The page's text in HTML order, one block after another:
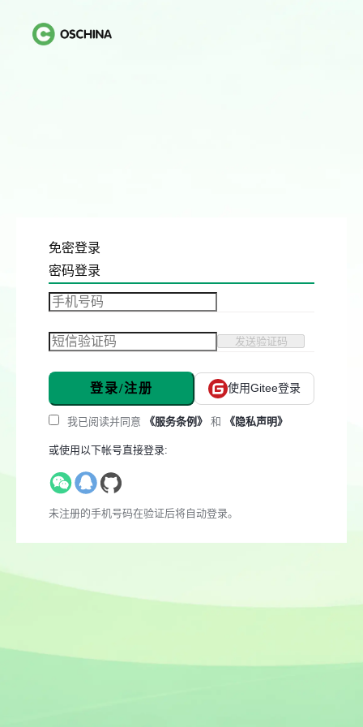
免密登录
密码登录
发送验证码
登录/注册 使用Gitee登录
我已阅读并同意 《服务条例》 和 《隐私声明》
或使用以下帐号直接登录:
未注册的手机号码在验证后将自动登录。